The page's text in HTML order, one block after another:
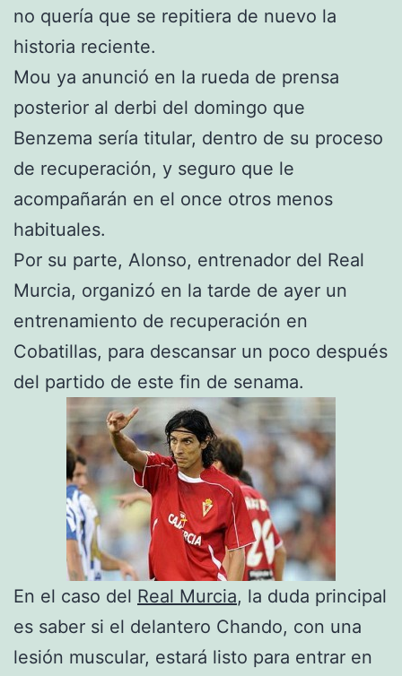
no quería que se repitiera de nuevo la
historia reciente.
Mou ya anunció en la rueda de prensa
posterior al derbi del domingo que
Benzema sería titular, dentro de su proceso
de recuperación, y seguro que le
acompañarán en el once otros menos
habituales.
Por su parte, Alonso, entrenador del Real
Murcia, organizó en la tarde de ayer un
entrenamiento de recuperación en
Cobatillas, para descansar un poco después
del partido de este fin de senama.
En el caso del Real Murcia, la duda principal
es saber si el delantero Chando, con una
lesión muscular, estará listo para entrar en